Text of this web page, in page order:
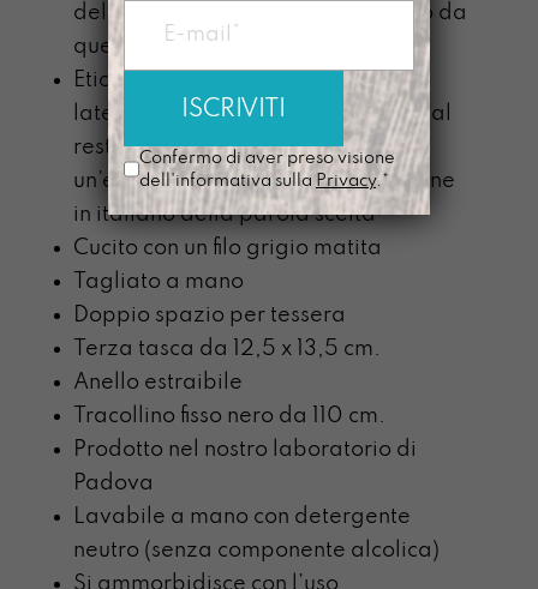
del colore potrebbe essere diverso da
quello nella fotografia
Etichetta Gazpacha cucita
lateralmente, nel caso di “parole dal
resto della terra” ci sarà anche
un’etichetta interna con la traduzione
in italiano della parola scelta
Cucito con un filo grigio matita
Tagliato a mano
Doppio spazio per tessera
Terza tasca da 12,5 x 13,5 cm.
Anello estraibile
Tracollino fisso nero da 110 cm.
Prodotto nel nostro laboratorio di
Padova
Lavabile a mano con detergente
neutro (senza componente alcolica)
Si ammorbidisce con l’uso
Confermo di aver preso visione
dell'informativa sulla Privacy.*